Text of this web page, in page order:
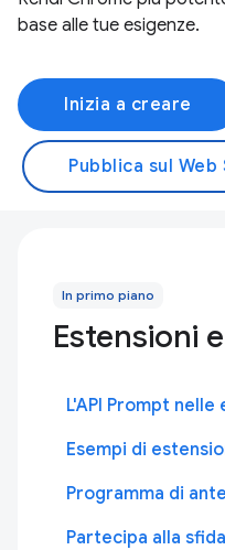
base alle tue esigenze.
Inizia a creare
Pubblica sul Web
In primo piano
Estensioni
L'API Prompt
Esempi di
Programma di
Partecipa alla